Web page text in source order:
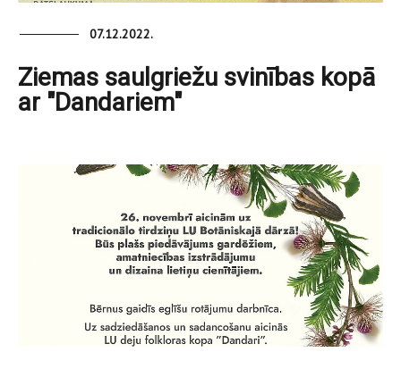
07.12.2022.
Ziemas saulgriežu svinības kopā
ar "Dandariem"